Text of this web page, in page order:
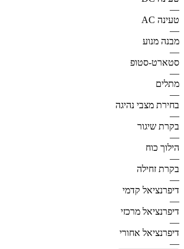
—
טעינה AC
—
מבנה מנוע
—
סטארט-סטופ
—
מתלים
—
בחירת מצבי נהיגה
—
בקרת שיגור
—
הילוך כוח
—
בקרת זחילה
—
דיפרנציאל קדמי
—
דיפרנציאל מרכזי
—
דיפרנציאל אחורי
—